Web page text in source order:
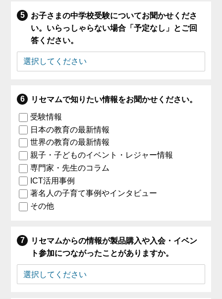
お子さまの中学校受験についてお聞かせくださ
い。いらっしゃらない場合「予定なし」とご回
答ください。
リセマムで知りたい情報をお聞かせください。
受験情報
日本の教育の最新情報
世界の教育の最新情報
親子・子どものイベント・レジャー情報
専門家・先生のコラム
ICT活用事例
著名人の子育て事例やインタビュー
その他
リセマムからの情報が製品購入や入会・イベン
ト参加につながったことがありますか。